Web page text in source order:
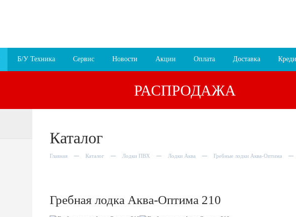
Б/У Техника Сервис Новости Акции Оплата Доставка
РАСПРОДАЖА
Каталог
Главная Каталог Лодки ПВХ Лодки Аква Гребные лодки Аква-Оптима
Гребная лодка Аква-Оптима 210